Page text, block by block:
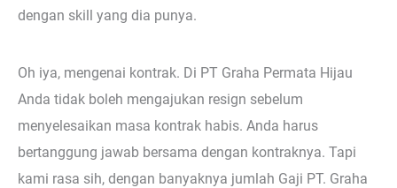
dengan skill yang dia punya.
Oh iya, mengenai kontrak. Di PT Graha Permata Hijau
Anda tidak boleh mengajukan resign sebelum
menyelesaikan masa kontrak habis. Anda harus
bertanggung jawab bersama dengan kontraknya. Tapi
kami rasa sih, dengan banyaknya jumlah Gaji PT. Graha